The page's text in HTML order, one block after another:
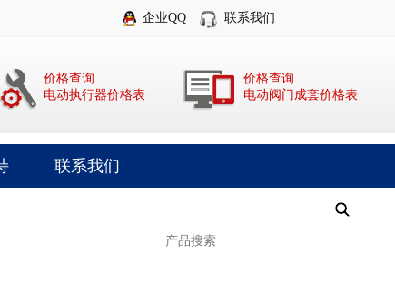
企业QQ 联系我们
价格查询
电动执行器价格表
价格查询
电动阀门成套价格表
联系我们